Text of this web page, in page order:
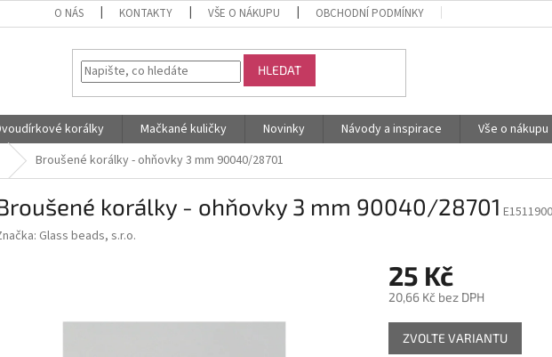
O NÁS KONTAKTY VŠE O NÁKUPU OBCHODNÍ PODMÍNKY PODMÍNKY
HLEDAT
korálky Mačkané kuličky Novinky Návody a inspirace Vše o nákupu
Broušené korálky - ohňovky 3 mm 90040/28701
korálky - ohňovky 3 mm 90040/28701
Glass beads, s.r.o.
25 Kč
20,66 Kč bez DPH
Měrná
cena:
ZVOLTE VARIANTU